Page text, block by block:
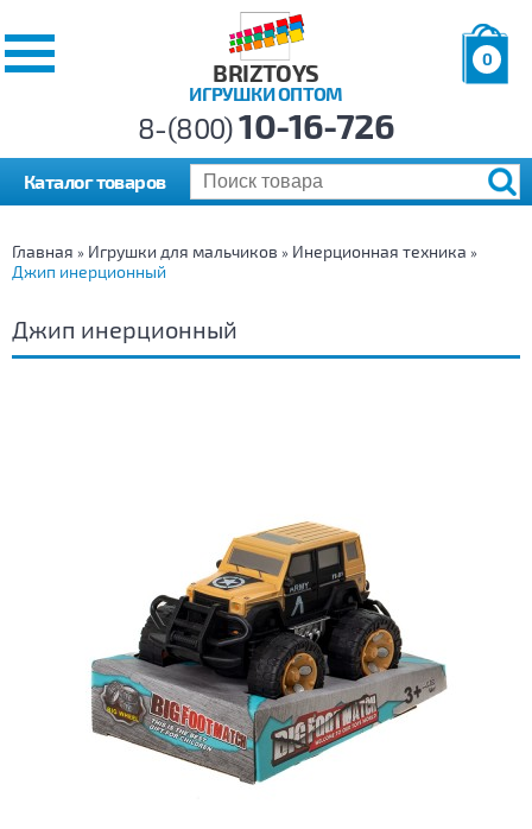
BRIZTOYS
ИГРУШКИ ОПТОМ
0
р.
8-(800)10-16-726
Каталог товаров
Главная » Игрушки для мальчиков » Инерционная техника »
Джип инерционный
Джип инерционный